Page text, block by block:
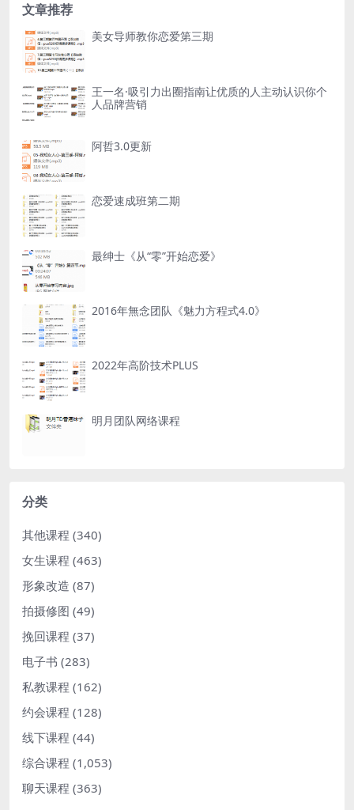
文章推荐
美女导师教你恋爱第三期
王一名·吸引力出圈指南让优质的人主动认识你个
人品牌营销
阿哲3.0更新
恋爱速成班第二期
最绅士《从“零”开始恋爱》
2016年無念团队《魅力方程式4.0》
2022年高阶技术PLUS
明月团队网络课程
分类
其他课程 (340)
女生课程 (463)
形象改造 (87)
拍摄修图 (49)
挽回课程 (37)
电子书 (283)
私教课程 (162)
约会课程 (128)
线下课程 (44)
综合课程 (1,053)
聊天课程 (363)